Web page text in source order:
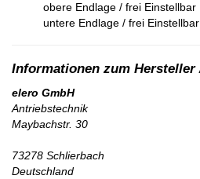
obere Endlage / frei Einstellbar
untere Endlage / frei Einstellbar
elero GmbH
Antriebstechnik
Maybachstr. 30
73278 Schlierbach
Deutschland